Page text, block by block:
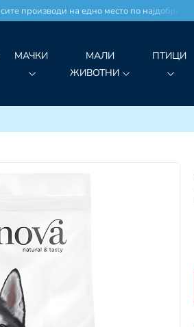
производи на едно место по најдобри цени!
МАЧКИ
МАЛИ
ЖИВОТНИ
ПТИЦИ